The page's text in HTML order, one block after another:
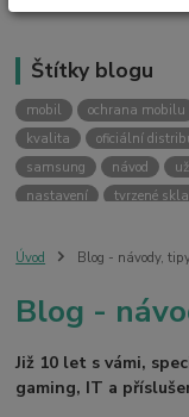
Štítky blogu
mobil ochrana mobilu
kvalita
oficiální
samsung
návod
nastavení
tvrzené skla
ochranný kryt
vlastní
3mk ochrana
kamera
pro děti
Úvod Blog - návody,
Blog -
Již 10 let s vámi,
gaming, IT a